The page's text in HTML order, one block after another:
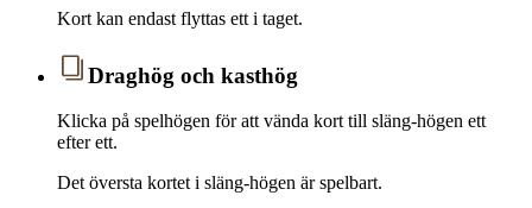
Kort kan endast flyttas ett i taget.
Draghög och kasthög
Klicka på spelhögen för att vända kort till släng-högen ett
efter ett.
Det översta kortet i släng-högen är spelbart.